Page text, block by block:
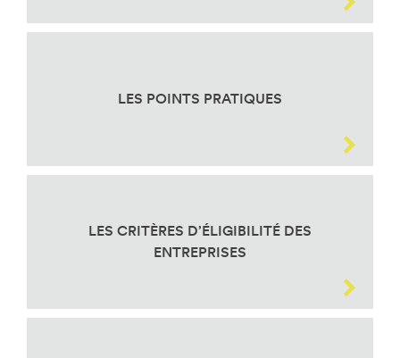
LES POINTS PRATIQUES
LES CRITÈRES D’ÉLIGIBILITÉ DES
ENTREPRISES